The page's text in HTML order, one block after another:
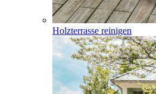
Holzterrasse reinigen